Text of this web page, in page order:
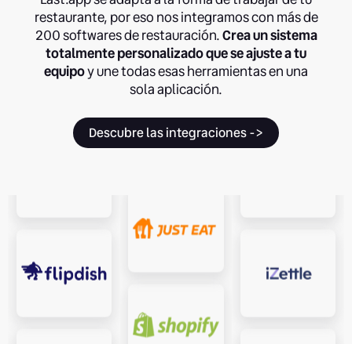
restaurante, por eso nos integramos con más de
200 softwares de restauración.Crea un sistema
totalmente personalizado que se ajuste a tu
equipoy une todas esas herramientas en una
sola aplicación.
Descubre las integraciones ->